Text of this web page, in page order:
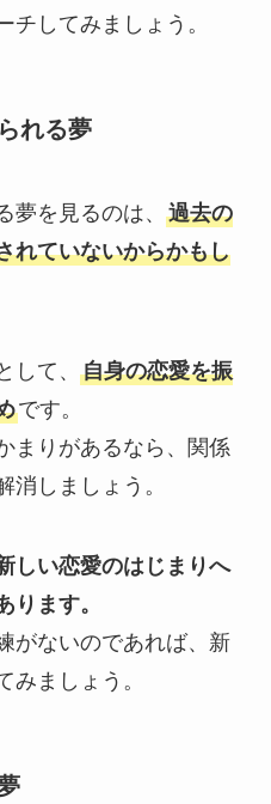
チしてみましょう。
れる夢
夢を見るのは、 過去の
れていないからかもし
して、 自身の恋愛を振
です。
まりがあるなら、関係
消しましょう。
しい恋愛のはじまりへ
ります。
がないのであれば、新
みましょう。